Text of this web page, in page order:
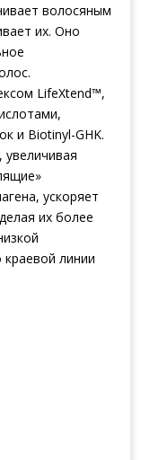
волосяным
их. Оно
LifeXtend™,
и Biotinyl-GHK.
ускоряет
их более
линии